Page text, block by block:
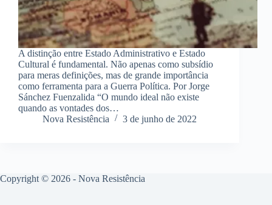
A distinção entre Estado Administrativo e Estado
Cultural é fundamental. Não apenas como subsídio
para meras definições, mas de grande importância
como ferramenta para a Guerra Política. Por Jorge
Sánchez Fuenzalida “O mundo ideal não existe
quando as vontades dos…
Nova Resistência
3 de junho de 2022
Copyright © 2026 - Nova Resistência